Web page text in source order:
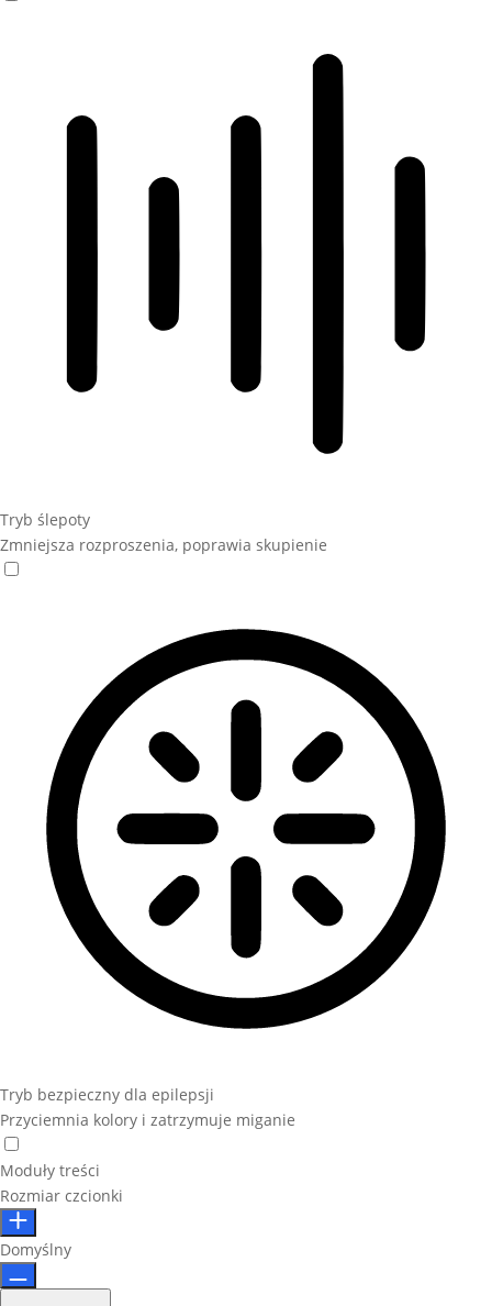
Tryb ślepoty
Zmniejsza rozproszenia, poprawia skupienie
Tryb bezpieczny dla epilepsji
Przyciemnia kolory i zatrzymuje miganie
Moduły treści
Rozmiar czcionki
Domyślny